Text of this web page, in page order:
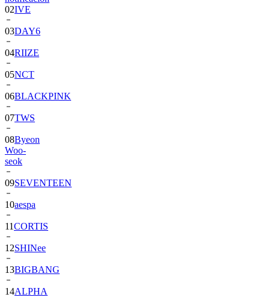
03DAY6
04RIIZE
05NCT
06BLACKPINK
07TWS
08Byeon
Woo-
seok
09SEVENTEEN
10aespa
11CORTIS
12SHINee
13BIGBANG
14ALPHA
DRIVE
ONE)